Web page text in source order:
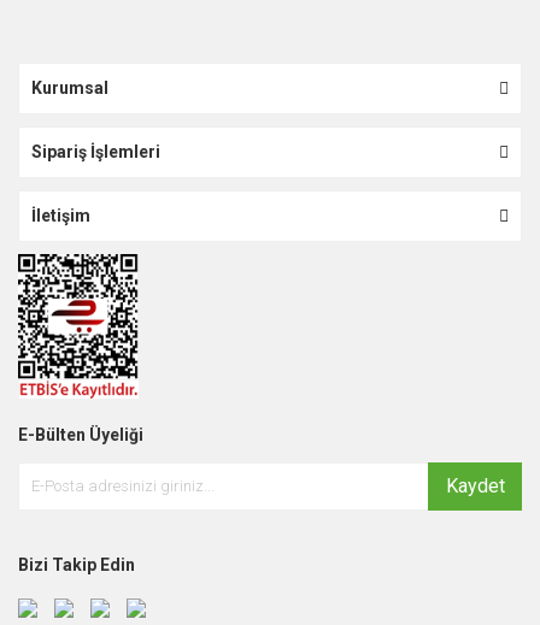
Kurumsal
Sipariş İşlemleri
İletişim
E-Bülten Üyeliği
Kaydet
Bizi Takip Edin